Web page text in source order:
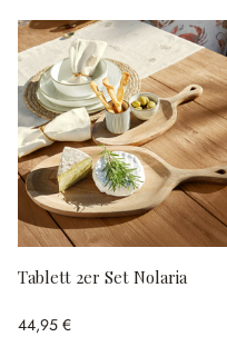
Tablett 2er Set Nolaria
44,95 €